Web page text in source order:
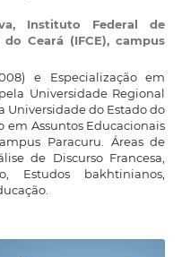
Instituto Federal de
Ceará (IFCE), campus
e Especialização em
Universidade Regional
Universidade do Estado do
em Assuntos Educacionais
Paracuru. Áreas de
de Discurso Francesa,
Estudos bakhtinianos,